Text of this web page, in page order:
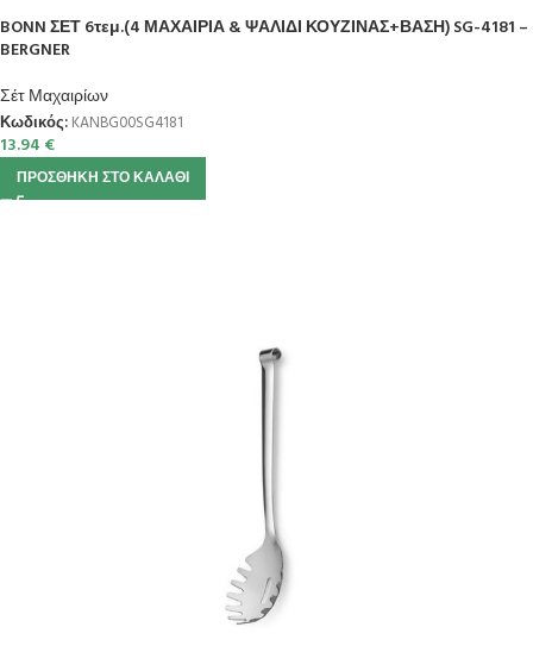
BONN ΣΕΤ 6τεμ.(4 ΜΑΧΑΙΡΙΑ & ΨΑΛΙΔΙ ΚΟΥΖΙΝΑΣ+ΒΑΣΗ) SG-4181 –
BERGNER
Σέτ Μαχαιρίων
Κωδικός: KANBG00SG4181
13.94 €
ΠΡΟΣΘΉΚΗ ΣΤΟ ΚΑΛΆΘΙ